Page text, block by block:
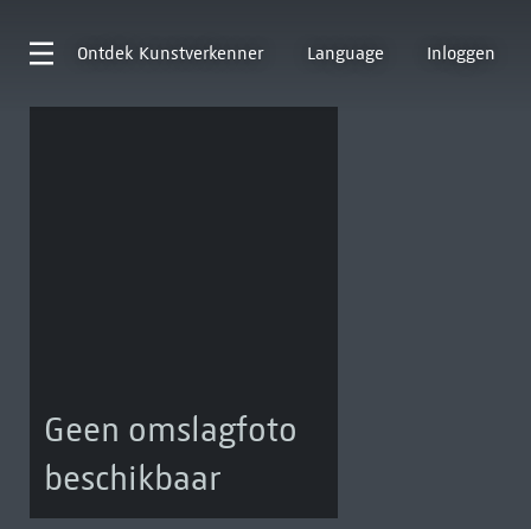
Ontdek Kunstverkenner Language Inloggen
Geen omslagfoto
beschikbaar